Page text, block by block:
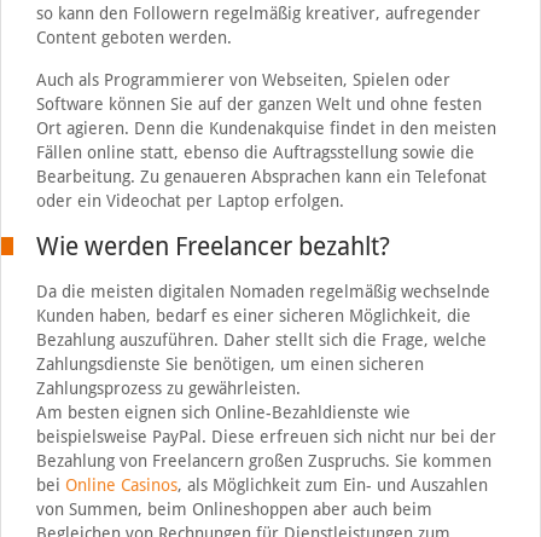
so kann den Followern regelmäßig kreativer, aufregender
Content geboten werden.
Auch als Programmierer von Webseiten, Spielen oder
Software können Sie auf der ganzen Welt und ohne festen
Ort agieren. Denn die Kundenakquise findet in den meisten
Fällen online statt, ebenso die Auftragsstellung sowie die
Bearbeitung. Zu genaueren Absprachen kann ein Telefonat
oder ein Videochat per Laptop erfolgen.
Wie werden Freelancer bezahlt?
Da die meisten digitalen Nomaden regelmäßig wechselnde
Kunden haben, bedarf es einer sicheren Möglichkeit, die
Bezahlung auszuführen. Daher stellt sich die Frage, welche
Zahlungsdienste Sie benötigen, um einen sicheren
Zahlungsprozess zu gewährleisten.
Am besten eignen sich Online-Bezahldienste wie
beispielsweise PayPal. Diese erfreuen sich nicht nur bei der
Bezahlung von Freelancern großen Zuspruchs. Sie kommen
bei Online Casinos, als Möglichkeit zum Ein- und Auszahlen
von Summen, beim Onlineshoppen aber auch beim
Begleichen von Rechnungen für Dienstleistungen zum